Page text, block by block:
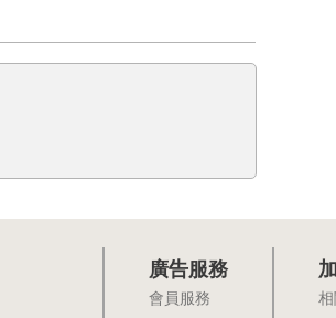
廣告服務
會員服務